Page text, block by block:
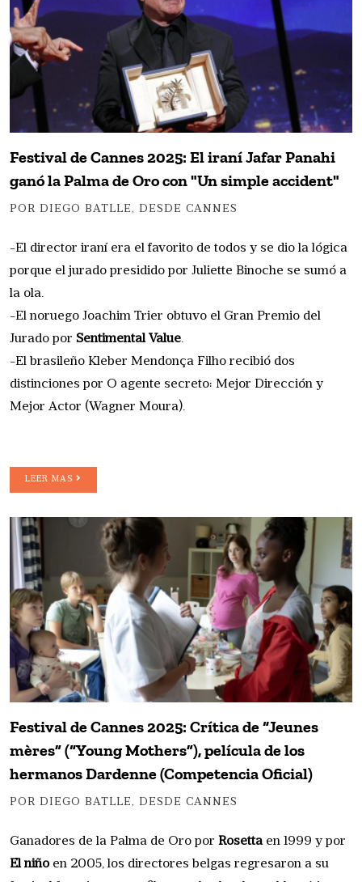
Festival de Cannes 2025: El iraní Jafar Panahi
ganó la Palma de Oro con "Un simple accident"
POR DIEGO BATLLE, DESDE CANNES
-El director iraní era el favorito de todos y se dio la lógica
porque el jurado presidido por Juliette Binoche se sumó a
la ola.
-El noruego Joachim Trier obtuvo el Gran Premio del
Jurado por Sentimental Value.
-El brasileño Kleber Mendonça Filho recibió dos
distinciones por O agente secreto: Mejor Dirección y
Mejor Actor (Wagner Moura).
LEER MAS
Festival de Cannes 2025: Crítica de “Jeunes
mères” (“Young Mothers”), película de los
hermanos Dardenne (Competencia Oficial)
POR DIEGO BATLLE, DESDE CANNES
Ganadores de la Palma de Oro por Rosettaen 1999 y por
El niñoen 2005, los directores belgas regresaron a su